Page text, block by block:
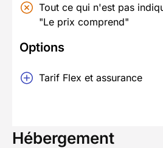
Tout ce qui n'est pas
"Le prix comprend"
Options
Tarif Flex et assurance
Hébergement